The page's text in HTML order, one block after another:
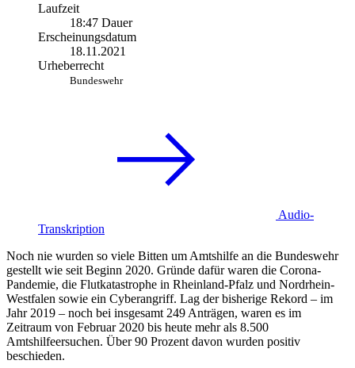
Laufzeit
18:47 Dauer
Erscheinungsdatum
18.11.2021
Urheberrecht
Bundeswehr
Audio-
Transkription
Noch nie wurden so viele Bitten um Amtshilfe an die Bundeswehr
gestellt wie seit Beginn 2020. Gründe dafür waren die Corona-
Pandemie, die Flutkatastrophe in Rheinland-Pfalz und Nordrhein-
Westfalen sowie ein Cyberangriff. Lag der bisherige Rekord – im
Jahr 2019 – noch bei insgesamt 249 Anträgen, waren es im
Zeitraum von Februar 2020 bis heute mehr als 8.500
Amtshilfeersuchen. Über 90 Prozent davon wurden positiv
beschieden.